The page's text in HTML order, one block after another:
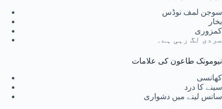
سوجن لمف نوڈس
بخار
کمزوری
سردی لگ رہی ہے۔
نیومونک طاعون کی علامات
کھانسی
سینے کا درد
سانس لینے میں دشواری